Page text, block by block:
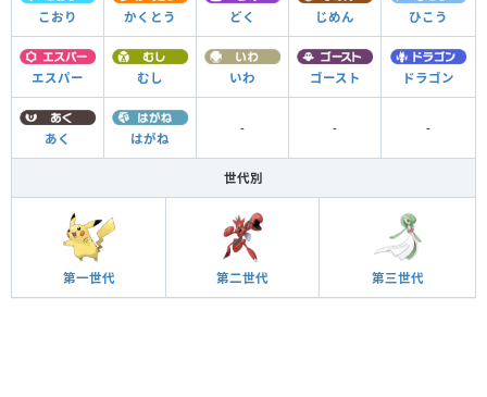
こおり かくとう どく じめん ひこう
エスパー むし いわ ゴースト ドラゴン
あく はがね
- - -
世代別
第一世代 第二世代 第三世代